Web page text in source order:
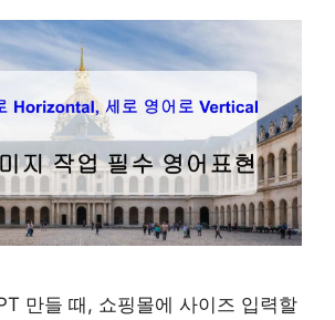
만들 때, 쇼핑몰에 사이즈 입력할